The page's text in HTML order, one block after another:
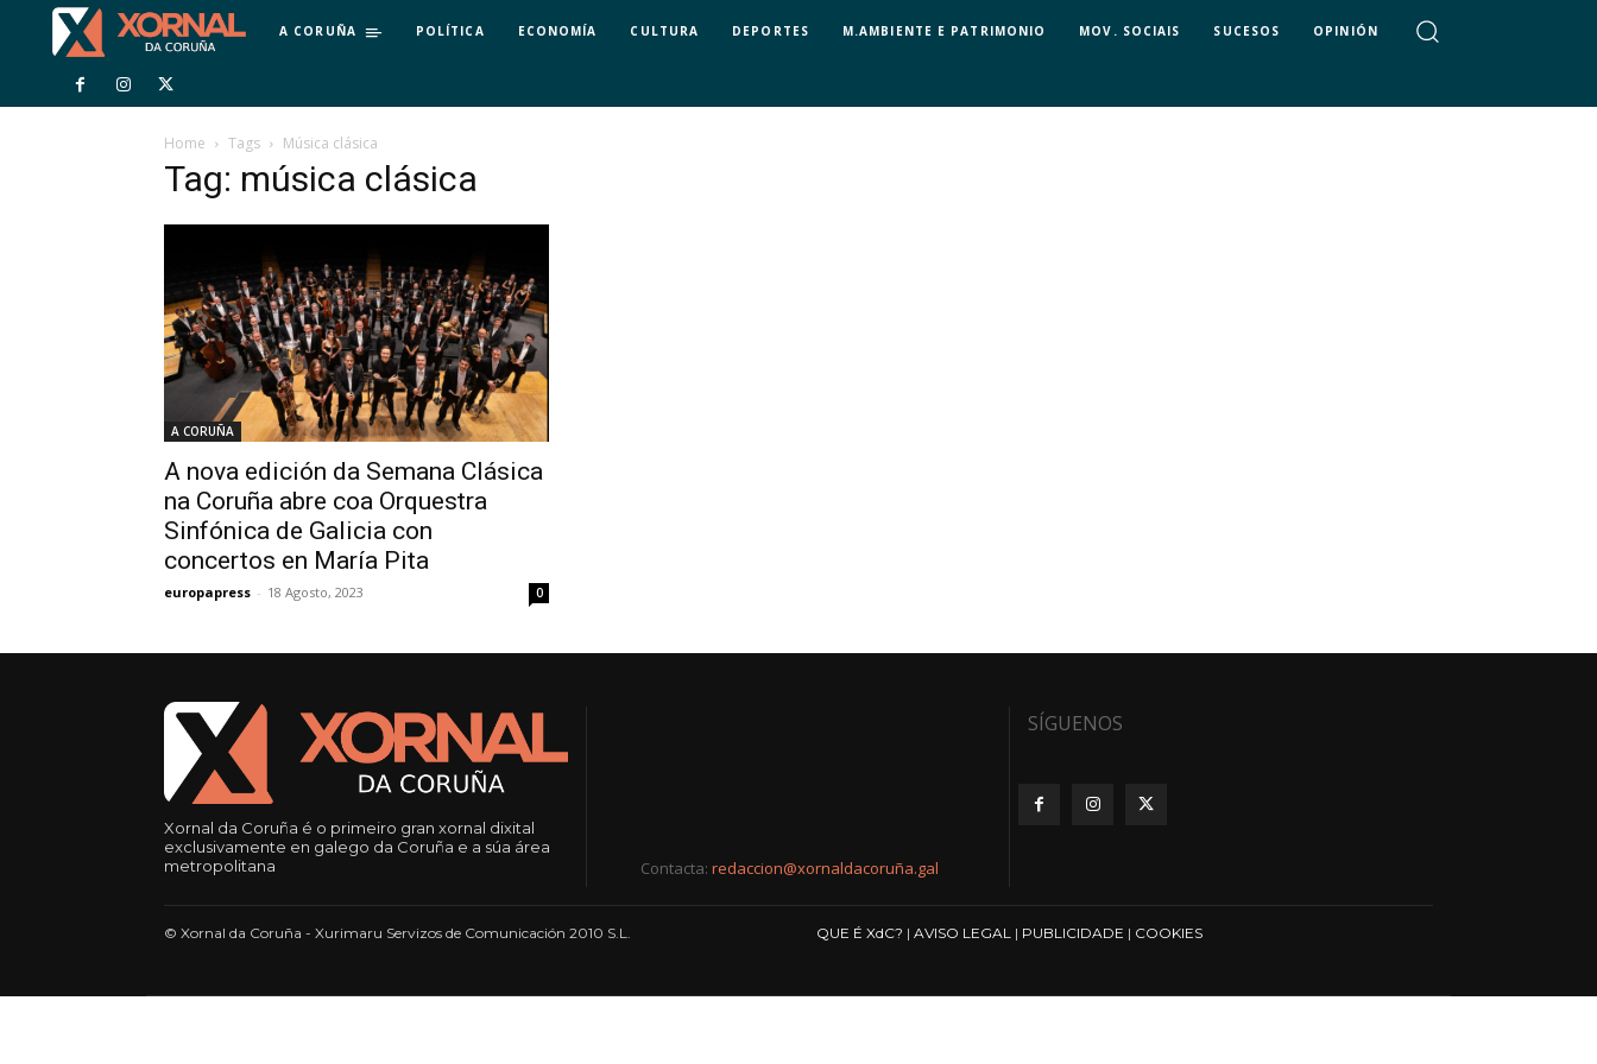
A CORUÑA POLÍTICA ECONOMÍA CULTURA DEPORTES M.AMBIENTE E PATRIMONIO MOV. SOCIAIS SUCESOS OPINIÓN
Home Tags Música clásica
Tag: música clásica
A CORUÑA
A nova edición da Semana Clásica
na Coruña abre coa Orquestra
Sinfónica de Galicia con
concertos en María Pita
europapress - 18 Agosto, 2023 0
Xornal da Coruña é o primeiro gran xornal dixital
exclusivamente en galego da Coruña e a súa área
metropolitana
Contacta: redaccion@xornaldacoruña.gal
SÍGUENOS
© Xornal da Coruña - Xurimaru Servizos de Comunicación 2010 S.L. QUE É XdC? | AVISO LEGAL | PUBLICIDADE | COOKIES